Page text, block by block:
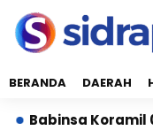
BERANDA DAERAH
Koramil 02/